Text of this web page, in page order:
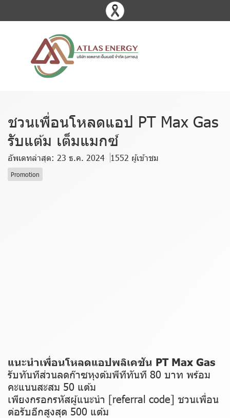
ชวนเพื่อนโหลดแอป PT Max Gas
รับแต้ม เต็มแมกซ์
อัพเดทล่าสุด: 23 ธ.ค. 2024 1552 ผู้เข้าชม
Promotion
แนะนำเพื่อนโหลดแอปพลิเคชัน PT Max Gas
รับทันทีส่วนลดก๊าซหุงต้มพีทีทันที 80 บาท พร้อม
คะแนนสะสม 50 แต้ม
เพียงกรอกรหัสผู้แนะนำ [referral code] ชวนเพื่อน
ต่อรับอีกสูงสุด 500 แต้ม